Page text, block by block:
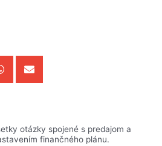
otázky spojené s predajom a
finančného plánu.